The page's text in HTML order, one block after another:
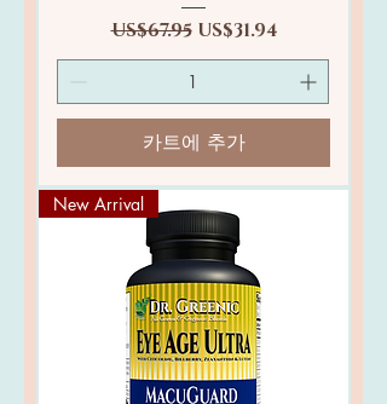
일반가
US$67.95 할인가
US$31.94
카트에 추가
New Arrival